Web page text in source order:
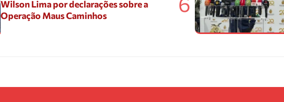
Wilson Lima por declarações sobre a
Operação Maus Caminhos